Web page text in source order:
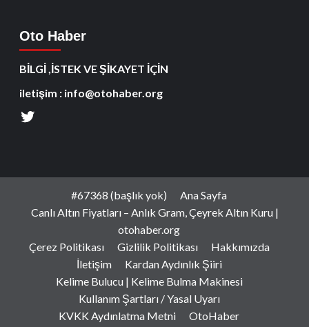
Oto Haber
BİLGİ ,İSTEK VE ŞİKAYET İÇİN
iletişim : info@otohaber.org
#67368 (başlık yok)
Ana Sayfa
Canlı Altın Fiyatları – Anlık Gram, Çeyrek Altın Kuru |
otohaber.org
Çerez Politikası
Gizlilik Politikası
Hakkımızda
İletişim
Kardan Aydınlık Şiiri
Kelime Bulucu | Kelime Bulma Makinesi
Kullanım Şartları / Yasal Uyarı
KVKK Aydınlatma Metni
OtoHaber